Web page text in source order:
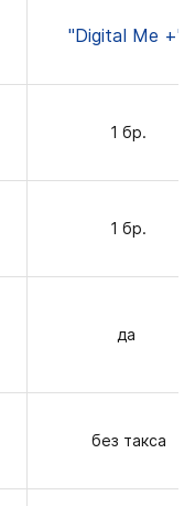
"Digital Me +"​
1 бр.
1 бр.
да
без такса